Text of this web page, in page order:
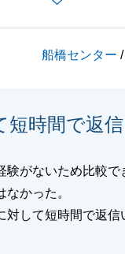
船橋センター
短時間で返
がないため比較で
かった。
対して短時間で返